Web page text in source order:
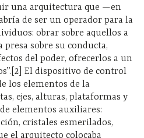
una arquitectura que —en
de ser un operador para la
obrar sobre aquellos a
sobre su conducta,
del poder, ofrecerlos a un
El dispositivo de control
los elementos de la
ejes, alturas, plataformas y
elementos auxiliares:
cristales esmerilados,
el arquitecto colocaba